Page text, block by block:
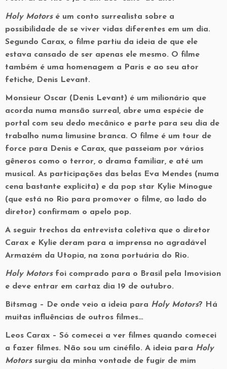
Holy Motorsé um conto surrealista sobre a
possibilidade de se viver vidas diferentes em um dia.
Segundo Carax, o filme partiu da ideia de que ele
estava cansado de ser apenas ele mesmo. O filme
também é uma homenagem a Paris e ao seu ator
fetiche, Denis Levant.
Monsieur Oscar (Denis Levant) é um milionário que
acorda numa mansão surreal, abre uma espécie de
portal com seu dedo mecânico e parte para seu dia de
trabalho numa limusine branca. O filme é um tour de
force para Denis e Carax, que passeiam por vários
gêneros como o terror, o drama familiar, e até um
musical. As participações das belas Eva Mendes (numa
cena bastante explícita) e da pop star Kylie Minogue
(que está no Rio para promover o filme, ao lado do
diretor) confirmam o apelo pop.
A seguir trechos da entrevista coletiva que o diretor
Carax e Kylie deram para a imprensa no agradável
Armazém da Utopia, na zona portuária do Rio.
Holy Motorsfoi comprado para o Brasil pela Imovision
e deve entrar em cartaz dia 19 de outubro.
Bitsmag – De onde veio a ideia para Holy Motors? Há
muitas influências de outros filmes…
Leos Carax – Só comecei a ver filmes quando comecei
a fazer filmes. Não sou um cinéfilo. A ideia para Holy
Motorssurgiu da minha vontade de fugir de mim